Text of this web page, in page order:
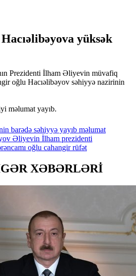
yüksək
Prezidenti İlham Əliyevin müvafiq
oğlu Hacıəlibəyov səhiyyə nazirinin
məlumat yayıb.
barədə səhiyyə yayıb məlumat
Əliyevin İlham prezidenti
oğlu cahangirrüfət
XƏBƏRLƏRİ